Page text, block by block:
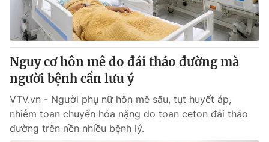
Thế giới đó đây
Câu chuyện quốc tế
Tài chính
Thị trường
Góc doanh nghiệp
Dữ liệu và đời sống
Truyền hình
Phim VTV
Hậu trường
Nhân vật
Giải trí
Điện ảnh
Đời sống
Nguy cơ hôn mê do đái tháo đường mà
người bệnh cần lưu ý
VTV.vn - Người phụ nữ hôn mê sâu, tụt huyết áp,
nhiễm toan chuyển hóa nặng do toan ceton đái tháo
đường trên nền nhiều bệnh lý.